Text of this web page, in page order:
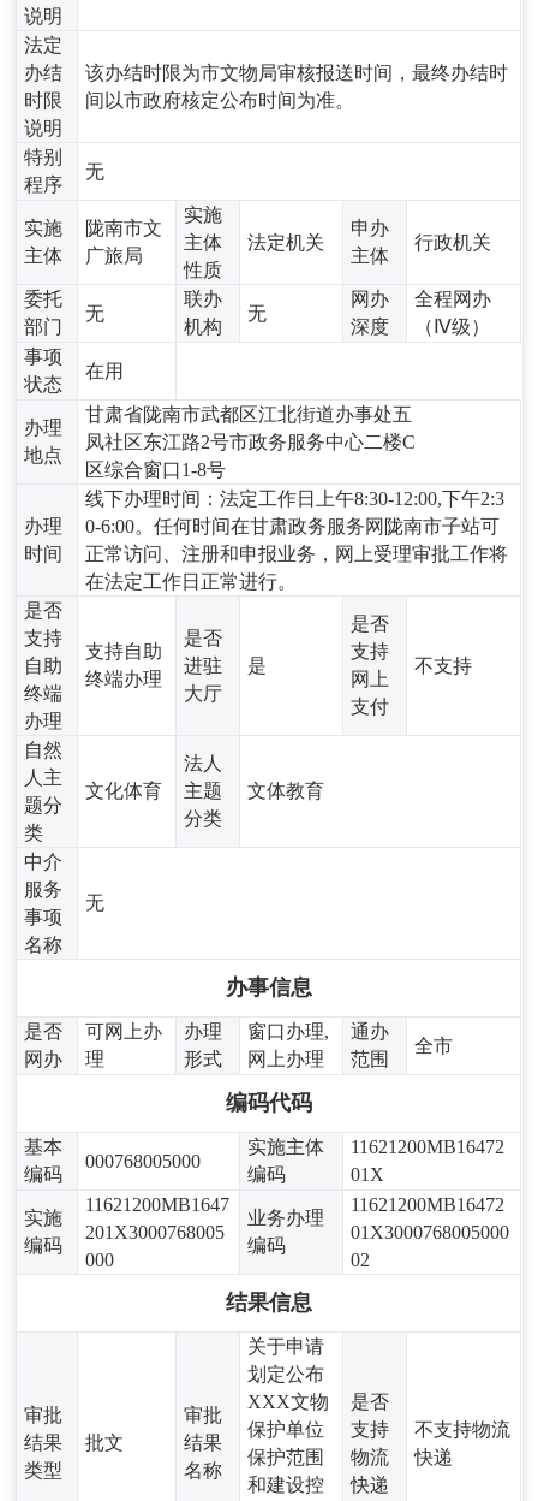
说明
法定
办结
时限
说明
该办结时限为市文物局审核报送时间，最终办结时
间以市政府核定公布时间为准。
特别
程序
无
实施
主体
陇南市文
广旅局
实施
主体
性质
法定机关
申办
主体
行政机关
委托
部门
无
联办
机构
无
网办
深度
全程网办
（Ⅳ级）
事项
状态
在用
办理
地点
甘肃省陇南市武都区江北街道办事处五
凤社区东江路2号市政务服务中心二楼C
区综合窗口1-8号
办理
时间
线下办理时间：法定工作日上午8:30-12:00,下午2:3
0-6:00。任何时间在甘肃政务服务网陇南市子站可
正常访问、注册和申报业务，网上受理审批工作将
在法定工作日正常进行。
是否
支持
自助
终端
办理
支持自助
终端办理
是否
进驻
大厅
是
是否
支持
网上
支付
不支持
自然
人主
题分
类
文化体育
法人
主题
分类
文体教育
中介
服务
事项
名称
无
办事信息
是否
网办
可网上办
理
办理
形式
窗口办理,
网上办理
通办
范围
全市
编码代码
基本
编码
000768005000
实施主体
编码
11621200MB16472
01X
实施
编码
11621200MB1647
201X3000768005
000
业务办理
编码
11621200MB16472
01X3000768005000
02
结果信息
审批
结果
类型
批文
审批
结果
名称
关于申请
划定公布
XXX文物
保护单位
保护范围
和建设控
是否
支持
物流
快递
不支持物流
快递